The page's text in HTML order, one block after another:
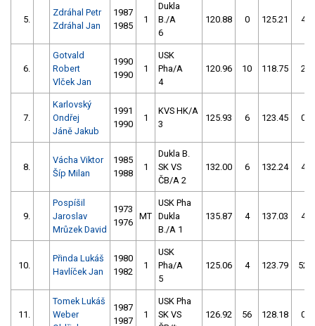
5.
Zdráhal Petr
Zdráhal Jan
1987
1985
1
Dukla
B./A
6
120.88 0 125.21 4
6.
Gotvald
Robert
Vlček Jan
1990
1990
1
USK
Pha/A
4
120.96 10 118.75 2
7.
Karlovský
Ondřej
Jáně Jakub
1991
1990
1
KVS HK/A
3
125.93 6 123.45 0
8.
Vácha Viktor
Šíp Milan
1985
1988
1
Dukla B.
SK VS
ČB/A 2
132.00 6 132.24 4
9.
Pospíšil
Jaroslav
Mrůzek David
1973
1976
MT
USK Pha
Dukla
B./A 1
135.87 4 137.03 4
10.
Přinda Lukáš
Havlíček Jan
1980
1982
1
USK
Pha/A
5
125.06 4 123.79 52
11.
Tomek Lukáš
Weber
1987
1987
1
USK Pha
SK VS
126.92 56 128.18 0